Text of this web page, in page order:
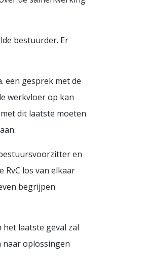
bestuurder. Er
een gesprek met de
werkvloer op kan
dit laatste moeten
en
RvC los van elkaar
begrijpen
laatste geval zal
naar oplossingen